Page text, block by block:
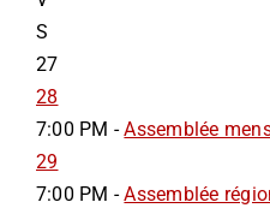
S
27
28
7:00 PM -Assemblée
29
7:00 PM -Assemblée